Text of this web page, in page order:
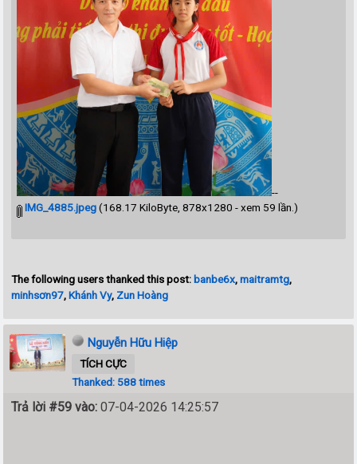
--
IMG_4885.jpeg(168.17 KiloByte, 878x1280 - xem 59 lần.)
The following users thanked this post: banbe6x,maitramtg,
minhsơn97,Khánh Vy, Zun Hoàng
Nguyễn Hữu Hiệp
TÍCH CỰC
Thanked: 588 times
Trả lời #59 vào: 07-04-2026 14:25:57